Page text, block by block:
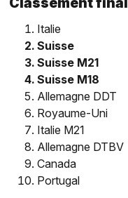
Italie
Suisse
Suisse M21
Suisse M18
Allemagne DDT
Royaume-Uni
Italie M21
Allemagne DTBV
Canada
Portugal